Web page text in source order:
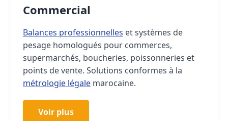
Commercial
Balances professionnelles et systèmes de
pesage homologués pour commerces,
supermarchés, boucheries, poissonneries et
points de vente. Solutions conformes à la
métrologie légale marocaine.
Voir plus